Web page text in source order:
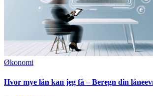
Økonomi
Hvor mye lån kan jeg få – Beregn din